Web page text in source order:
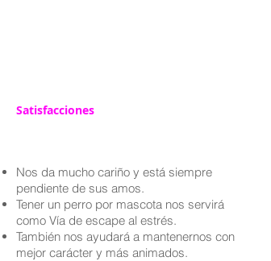
Satisfacciones
Nos da mucho cariño y está siempre
pendiente de sus amos.
Tener un perro por mascota nos servirá
como Vía de escape al estrés.
También nos ayudará a mantenernos con
mejor carácter y más animados.